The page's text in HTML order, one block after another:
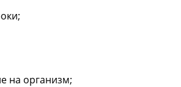
на организм;